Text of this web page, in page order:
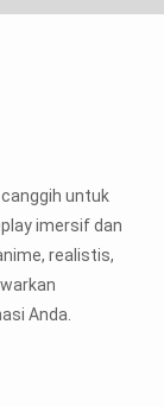
untuk
imersif dan
realistis,
Anda.